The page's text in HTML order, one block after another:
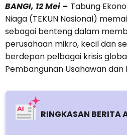
BANGI, 12 Mei – Tabung
Niaga (TEKUN Nasional)
sebagai benteng dalam
perusahaan mikro, kecil dan
berdepan pelbagai krisis
Pembangunan Usahawan dan
RINGKASAN BERITA